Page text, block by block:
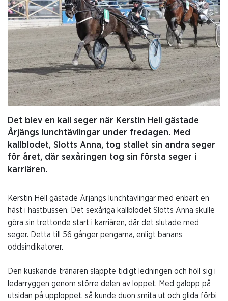
Det blev en kall seger när Kerstin Hell gästade
Årjängs lunchtävlingar under fredagen. Med
kallblodet, Slotts Anna, tog stallet sin andra seger
för året, där sexåringen tog sin första seger i
karriären.
Kerstin Hell gästade Årjängs lunchtävlingar med enbart en
häst i hästbussen. Det sexåriga kallblodet Slotts Anna skulle
göra sin trettonde start i karriären, där det slutade med
seger. Detta till 56 gånger pengarna, enligt banans
oddsindikatorer.
Den kuskande tränaren släppte tidigt ledningen och höll sig i
ledarryggen genom större delen av loppet. Med galopp på
utsidan på upploppet, så kunde duon smita ut och glida förbi